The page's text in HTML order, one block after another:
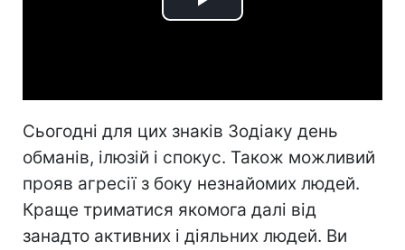
Play
Сьогодні для цих знаків Зодіаку день
обманів, ілюзій і спокус. Також можливий
прояв агресії з боку незнайомих людей.
Краще триматися якомога далі від
занадто активних і діяльних людей. Ви